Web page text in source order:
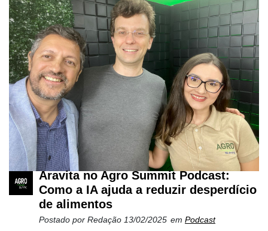
Aravita no Agro Summit Podcast:
Como a IA ajuda a reduzir desperdício
de alimentos
Postado por Redação 13/02/2025 em Podcast